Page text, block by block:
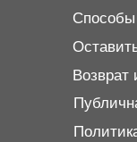
Возврат